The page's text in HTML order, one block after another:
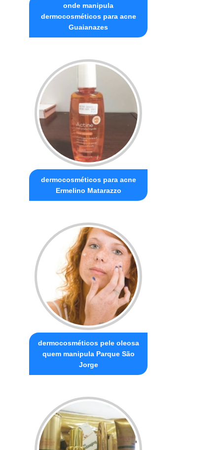
onde manipula
dermocosméticos para acne
Guaianazes
dermocosméticos para acne
Ermelino Matarazzo
dermocosméticos pele oleosa
quem manipula Parque São
Jorge